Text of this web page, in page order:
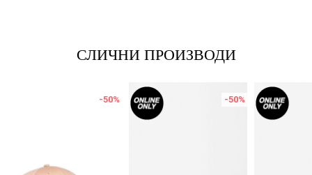
СЛИЧНИ ПРОИЗВОДИ
-50% -50%